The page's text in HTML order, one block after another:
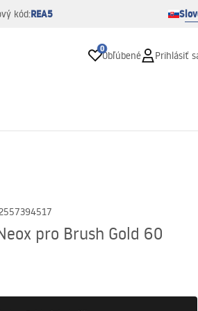
kód:REA5
0
Obľúbené Prihlásiť
pro Brush Gold 60